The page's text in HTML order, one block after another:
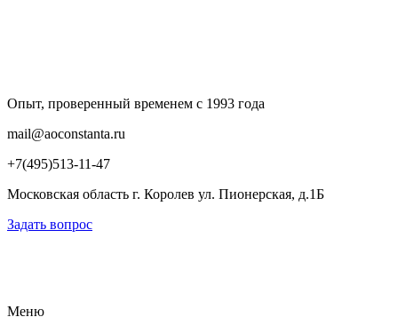
Опыт, проверенный временем с 1993 года
mail@aoconstanta.ru
+7(495)513-11-47
Московская область г. Королев ул. Пионерская, д.1Б
Задать вопрос
Меню